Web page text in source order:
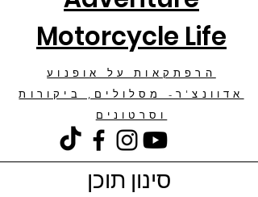
Motorcycle Life
הרפתקאות על אופנוע
אדוונצ'ר- מסלולים, ביקורות
וסרטונים
סינון תוכן